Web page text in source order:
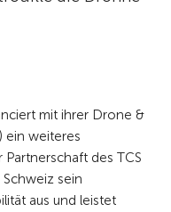
mit ihrer Drone &
ein weiteres
des TCS
sein
aus und leistet